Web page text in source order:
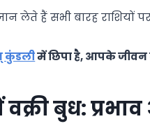
हैं सभी बारह राशियों
कुंडलीमें छिपा है, आपके जीवन
बुध: